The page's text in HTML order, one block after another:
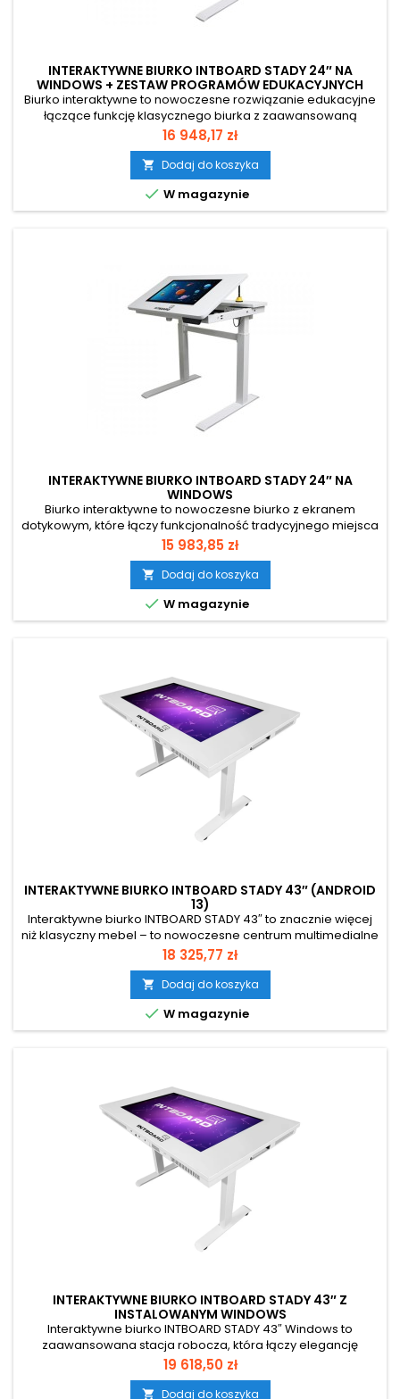
INTERAKTYWNE BIURKO INTBOARD STADY 24″ NA
WINDOWS + ZESTAW PROGRAMÓW EDUKACYJNYCH
INTBOARD BRAINY
Biurko interaktywne to nowoczesne rozwiązanie edukacyjne
łączące funkcję klasycznego biurka z zaawansowaną
technologią ekranu dotykowego. Kompaktowa i
ergonomiczna konstrukcja sprawia, że idealnie sprawdzi się
zarówno w domu, jak i w przedszkolu czy szkole.
Wyposażone w kolorowe gry i zadania edukacyjne, wspiera
rozwój dziecka poprzez naukę przez zabawę....
Cena
16 948,17 zł
 Dodaj do koszyka
 W magazynie
INTERAKTYWNE BIURKO INTBOARD STADY 24″ NA
WINDOWS
Biurko interaktywne to nowoczesne biurko z ekranem
dotykowym, które łączy funkcjonalność tradycyjnego miejsca
do nauki z możliwościami multimedialnymi. Kompaktowa i
ergonomiczna konstrukcja sprawia, że doskonale sprawdzi
się zarówno w domu, jak i w przedszkolu czy szkole.
Wyposażone w kolorowe gry edukacyjne oraz zadania dla
dzieci, wspiera rozwój...
Cena
15 983,85 zł
 Dodaj do koszyka
 W magazynie
INTERAKTYWNE BIURKO INTBOARD STADY 43″ (ANDROID
13)
Interaktywne biurko INTBOARD STADY 43″ to znacznie więcej
niż klasyczny mebel – to nowoczesne centrum multimedialne
stworzone do nauki, współpracy i rozrywki. Doskonale
sprawdzi się w szkołach, przedszkolach, biurach, a także w
przestrzeniach edukacyjno-rozrywkowych.
Cena
18 325,77 zł
 Dodaj do koszyka
 W magazynie
INTERAKTYWNE BIURKO INTBOARD STADY 43″ Z
INSTALOWANYM WINDOWS
Interaktywne biurko INTBOARD STADY 43″ Windows to
zaawansowana stacja robocza, która łączy elegancję
nowoczesnego mebla z wydajnością profesjonalnego
komputera. Stworzone z myślą o wymagających
użytkownikach, doskonale sprawdzi się w biurach, salach
Cena
19 618,50 zł
 Dodaj do koszyka